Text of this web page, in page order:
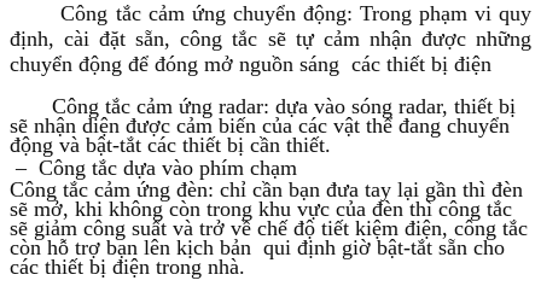
Công tắc cảm ứng chuyển động: Trong phạm vi quy
định, cài đặt sẵn, công tắc sẽ tự cảm nhận được những
chuyển động để đóng mở nguồn sáng các thiết bị điện
Công tắc cảm ứng radar: dựa vào sóng radar, thiết bị
sẽ nhận diện được cảm biến của các vật thể đang chuyển
động và bật-tắt các thiết bị cần thiết.
– Công tắc dựa vào phím chạm
Công tắc cảm ứng đèn: chỉ cần bạn đưa tay lại gần thì đèn
sẽ mở, khi không còn trong khu vực của đèn thì công tắc
sẽ giảm công suất và trở về chế độ tiết kiệm điện, công tắc
còn hỗ trợ bạn lên kịch bản qui định giờ bật-tắt sẵn cho
các thiết bị điện trong nhà.